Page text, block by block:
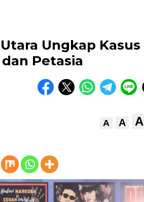
Ungkap Kasus
Petasia
A A A